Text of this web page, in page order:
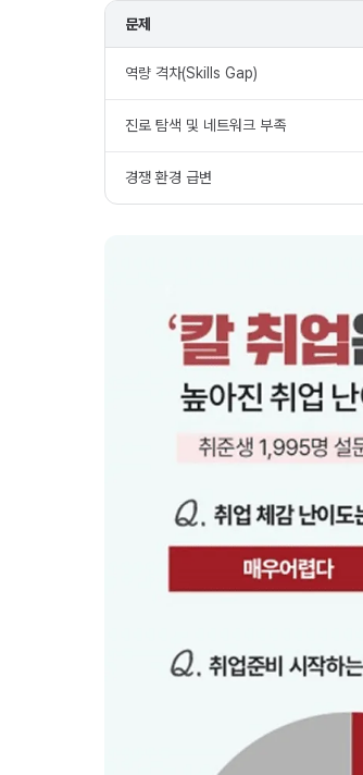
문제
역량 격차(Skills Gap)
진로 탐색 및 네트워크 부족
경쟁 환경 급변